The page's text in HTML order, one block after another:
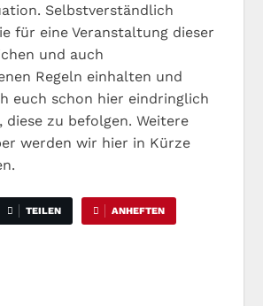
Selbstverständlich
für eine Veranstaltung dieser
und auch
Regeln einhalten und
euch schon hier eindringlich
zu befolgen. Weitere
werden wir hier in Kürze
TEILEN ANHEFTEN